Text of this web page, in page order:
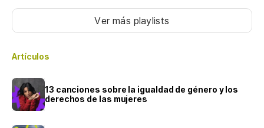
Ver más playlists
Artículos
13 canciones sobre la igualdad de género y los
derechos de las mujeres